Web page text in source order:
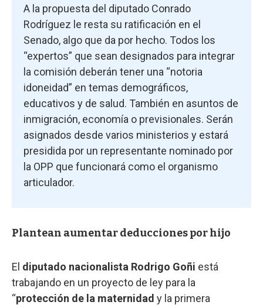
A la propuesta del diputado Conrado
Rodríguez le resta su ratificación en el
Senado, algo que da por hecho. Todos los
“expertos” que sean designados para integrar
la comisión deberán tener una “notoria
idoneidad” en temas demográficos,
educativos y de salud. También en asuntos de
inmigración, economía o previsionales. Serán
asignados desde varios ministerios y estará
presidida por un representante nominado por
la OPP que funcionará como el organismo
articulador.
Plantean aumentar deducciones por hijo
El diputado nacionalista Rodrigo Goñi está
trabajando en un proyecto de ley para la
“protección de la maternidad y la primera